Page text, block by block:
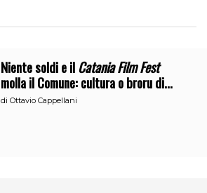
Niente soldi e ilCatania Film Fest
molla il Comune: cultura o broru di
ciciri?
diOttavio Cappellani